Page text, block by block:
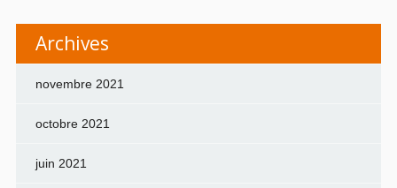
Archives
novembre 2021
octobre 2021
juin 2021